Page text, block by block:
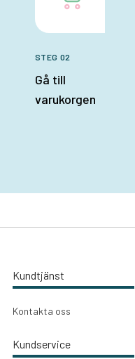
STEG 02
Gå till
varukorgen
Kundtjänst
Kontakta oss
Kundservice